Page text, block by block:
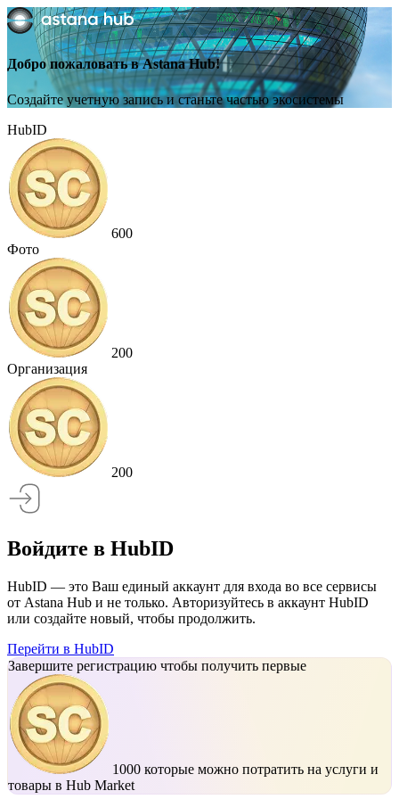
Добро пожаловать в Astana Hub!
Создайте учетную запись и станьте частью экосистемы
HubID
600
Фото
200
Организация
200
Войдите в HubID
HubID — это Ваш единый аккаунт для входа во все сервисы
от Astana Hub и не только. Авторизуйтесь в аккаунт HubID
или создайте новый, чтобы продолжить.
Перейти в HubID
Завершите регистрацию чтобы получить первые
1000 которые можно потратить на услуги и
товары в Hub Market